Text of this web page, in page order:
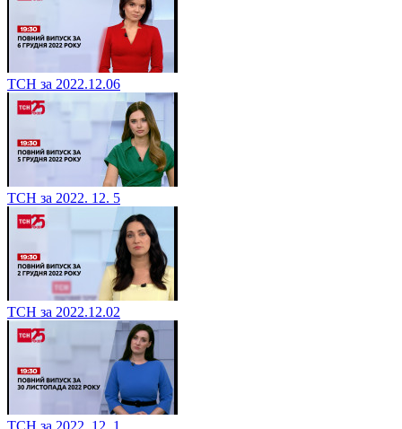
ТСН за 2022.12.06
ТСН за 2022. 12. 5
ТСН за 2022.12.02
ТСН за 2022. 12. 1